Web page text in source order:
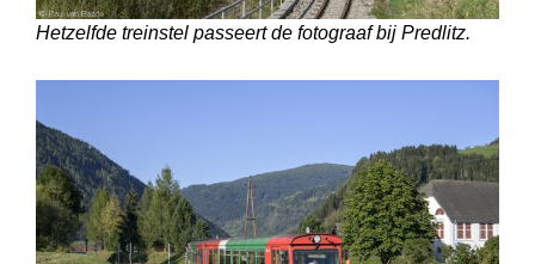
Hetzelfde treinstel passeert de fotograaf bij Predlitz.